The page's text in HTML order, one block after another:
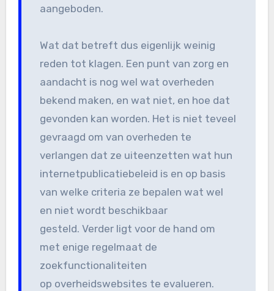
aangeboden.
Wat dat betreft dus eigenlijk weinig
reden tot klagen. Een punt van zorg en
aandacht is nog wel wat overheden
bekend maken, en wat niet, en hoe dat
gevonden kan worden. Het is niet teveel
gevraagd om van overheden te
verlangen dat ze uiteenzetten wat hun
internetpublicatiebeleid is en op basis
van welke criteria ze bepalen wat wel
en niet wordt beschikbaar
gesteld. Verder ligt voor de hand om
met enige regelmaat de
zoekfunctionaliteiten
op overheidswebsites te evalueren.